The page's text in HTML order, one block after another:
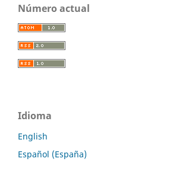
Número actual
Idioma
English
Español (España)